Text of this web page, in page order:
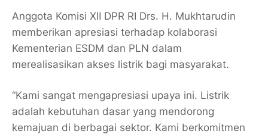
Anggota Komisi XII DPR RI Drs. H. Mukhtarudin
memberikan apresiasi terhadap kolaborasi
Kementerian ESDM dan PLN dalam
merealisasikan akses listrik bagi masyarakat.
“Kami sangat mengapresiasi upaya ini. Listrik
adalah kebutuhan dasar yang mendorong
kemajuan di berbagai sektor. Kami berkomitmen